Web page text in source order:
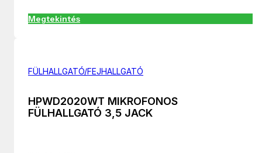
Megtekintés
FÜLHALLGATÓ/FEJHALLGATÓ
HPWD2020WT MIKROFONOS
FÜLHALLGATÓ 3,5 JACK